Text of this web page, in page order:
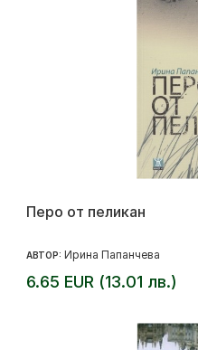
Перо от пеликан
АВТОР: Ирина Папанчева
6.65 EUR (13.01 лв.)